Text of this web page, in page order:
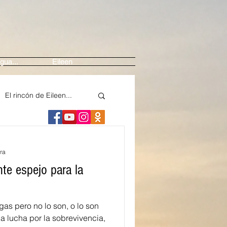
Eileen
El rincón de Eileen...
Festival Casals
para la
pero no lo son, o lo son
lucha por la sobrevivencia,